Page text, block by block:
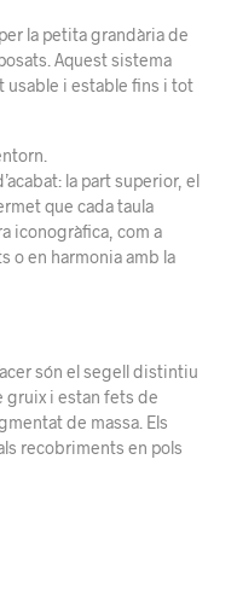
la petita grandària de
Aquest sistema
usable i estable fins i tot
la part superior, el
que cada taula
iconogràfica, com a
o en harmonia amb la
són el segell distintiu
gruix i estan fets de
de massa. Els
recobriments en pols